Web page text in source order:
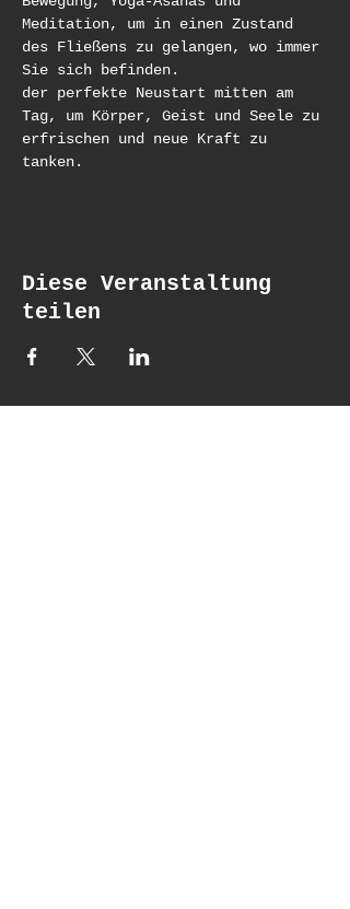
Meditation, um in einen Zustand
des Fließens zu gelangen, wo immer
Sie sich befinden.
der perfekte Neustart mitten am
Tag, um Körper, Geist und Seele zu
erfrischen und neue Kraft zu
tanken.
Diese Veranstaltung
teilen